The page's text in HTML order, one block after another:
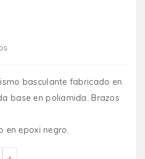
basculante fabricado en
base en poliamida. Brazos
en epoxi negro.